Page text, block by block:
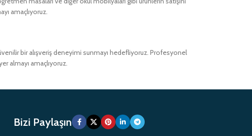
amaçlıyoruz.
bir alışveriş deneyimi sunmayı hedefliyoruz. Profesyonel
almayı amaçlıyoruz.
Bizi Paylaşın